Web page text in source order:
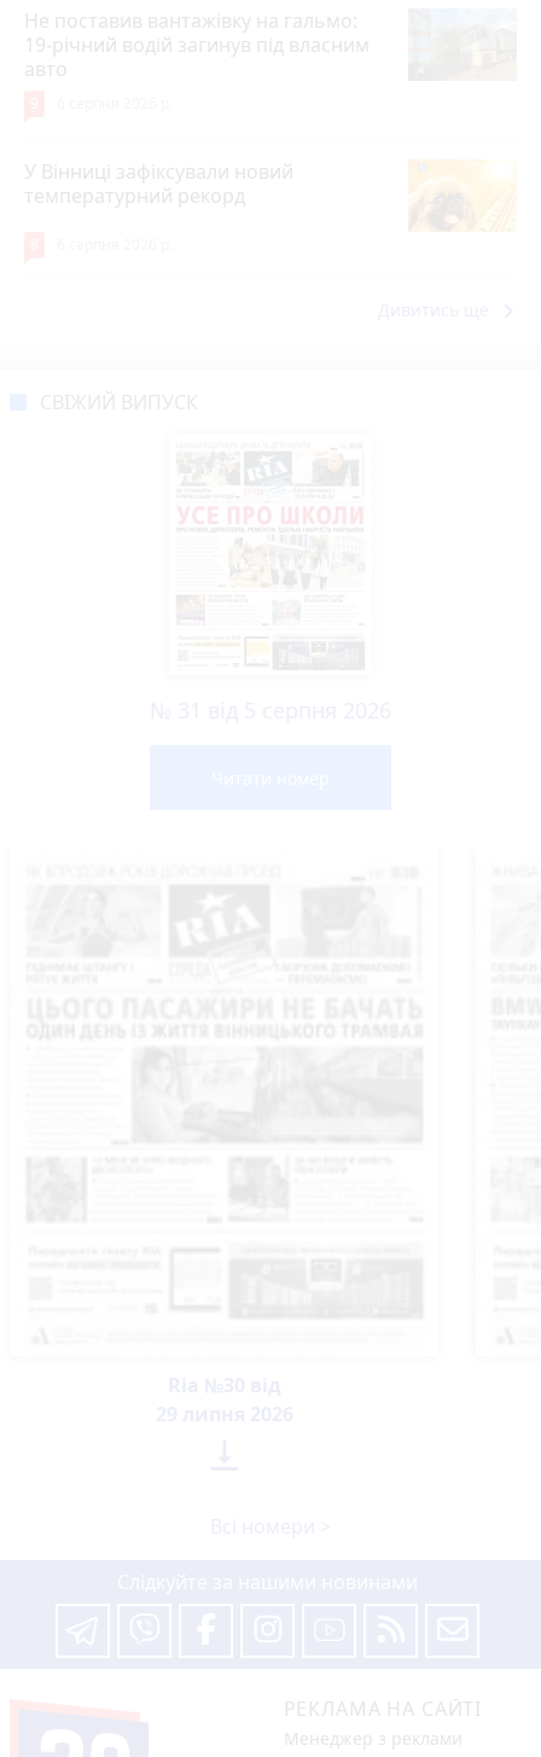
Не поставив вантажівку на гальмо:
19-річний водій загинув під власним
авто
У Вінниці зафіксували новий
температурний рекорд
РЕКЛАМА НА САЙТІ
Менеджер з реклами